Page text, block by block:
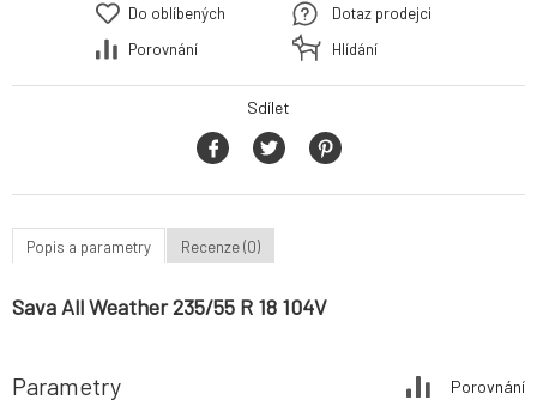
Do oblíbených
Porovnání
Dotaz prodejci
Hlídání
Sdílet
Popis a parametry Recenze (0)
Sava All Weather 235/55 R 18 104V
Parametry Porovnání